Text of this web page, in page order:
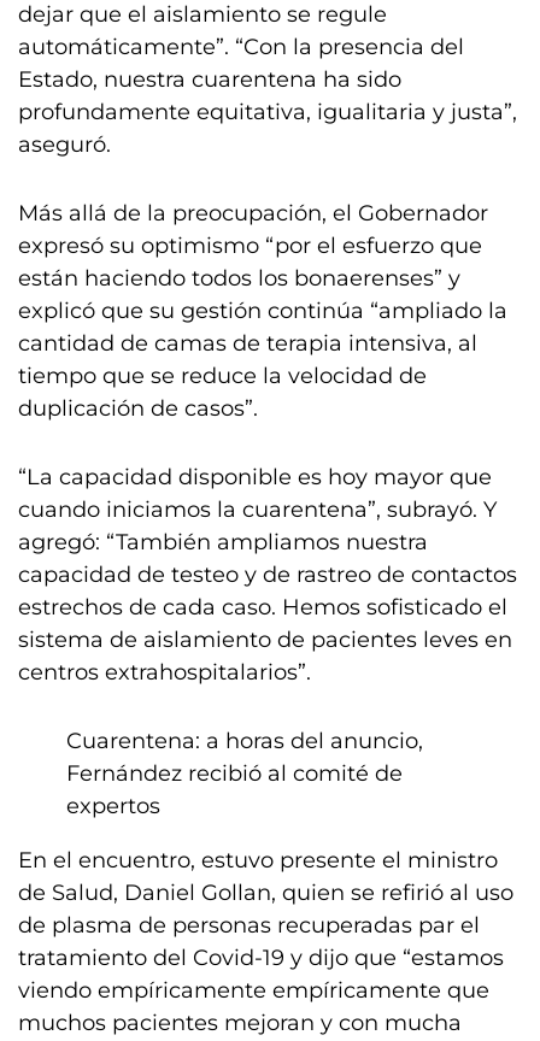
dejar que el aislamiento se regule
automáticamente”. “Con la presencia del
Estado, nuestra cuarentena ha sido
profundamente equitativa, igualitaria y justa”,
aseguró.
Más allá de la preocupación, el Gobernador
expresó su optimismo “por el esfuerzo que
están haciendo todos los bonaerenses” y
explicó que su gestión continúa “ampliado la
cantidad de camas de terapia intensiva, al
tiempo que se reduce la velocidad de
duplicación de casos”.
“La capacidad disponible es hoy mayor que
cuando iniciamos la cuarentena”, subrayó. Y
agregó: “También ampliamos nuestra
capacidad de testeo y de rastreo de contactos
estrechos de cada caso. Hemos sofisticado el
sistema de aislamiento de pacientes leves en
centros extrahospitalarios”.
Cuarentena: a horas del anuncio,
Fernández recibió al comité de
expertos
En el encuentro, estuvo presente el ministro
de Salud, Daniel Gollan, quien se refirió al uso
de plasma de personas recuperadas par el
tratamiento del Covid-19 y dijo que “estamos
viendo empíricamente empíricamente que
muchos pacientes mejoran y con mucha